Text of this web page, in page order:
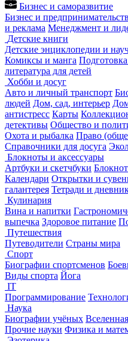
Бизнес и саморазвитие
Бизнес и
и реклама Менеджмент и
Детские книги
Детские энциклопедии и
Комиксы и манга
литература для детей
Хобби и досуг
Авто и личный транспорт
людей Дом, сад, интерьер
антистресс Карты
детективы Общество и
Охота и рыбалка Право
Справочники для досуга
Блокноты и аксессуары
Артбуки и скетчбуки
Календари Открытки и
галантерея Тетради и
Кулинария
Вина и напитки
выпечка Здоровое питание
Путешествия
Путеводители Страны мира
Спорт
Биографии спортсменов
Виды спорта Йога
IT
Программирование
Наука
Биографии учёных
Прочие науки Физика и